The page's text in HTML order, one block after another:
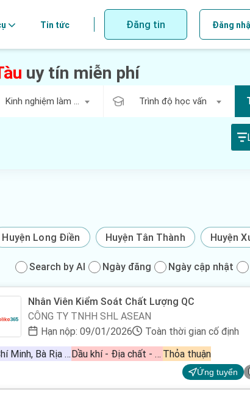
Tin tức Đăng tin Đăng
uy tín miễn phí
Kinh nghiệm làm việc Trình độ học vấn
Huyện Long Điền Huyện Tân Thành Huyện
Search by AI Ngày đăng Ngày cập nhật
Nhân Viên Kiểm Soát Chất Lượng QC
CÔNG TY TNHH SHL ASEAN
Hạn nộp: 09/01/2026
Toàn thời gian cố định
Hồ Chí Minh, Bà Rịa Vũng Tàu
Dầu khí - Địa chất - Mỏ - Hóa chất - Khoáng sản, Hóa học - Sinh học, Môi trường - Xử lý chất thải Thỏa thuận
Ứng tuyển